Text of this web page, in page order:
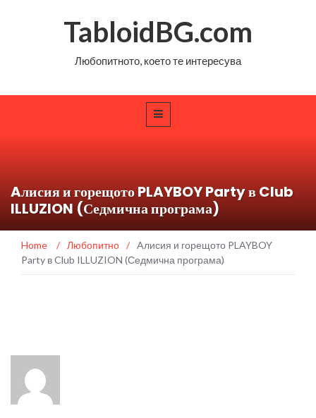
TabloidBG.com
Любопитното, което те интересува
Aлисия и горещото PLAYBOY Party в Club
ILLUZION (Седмична програма)
Home / Любопитно / Aлисия и горещото PLAYBOY
Party в Club ILLUZION (Седмична програма)